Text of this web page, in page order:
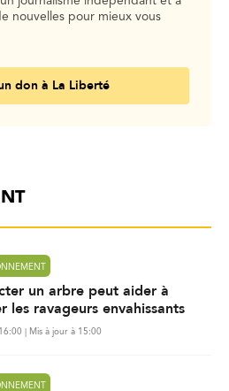
nouvelles pour mieux vous
don à La Liberté
un arbre peut aider à
les ravageurs envahissants
| Mis à jour à 15:00